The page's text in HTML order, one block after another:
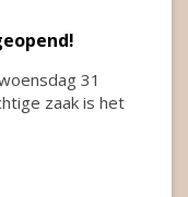
31
zaak is het